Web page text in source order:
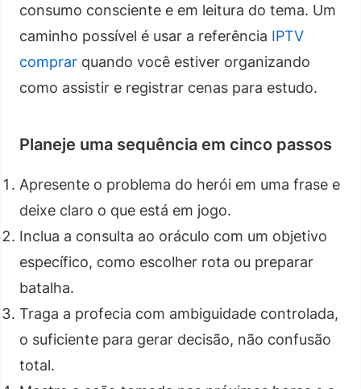
consumo consciente e em leitura do tema. Um
caminho possível é usar a referência IPTV
comprar quando você estiver organizando
como assistir e registrar cenas para estudo.
Planeje uma sequência em cinco passos
Apresente o problema do herói em uma frase e
deixe claro o que está em jogo.
Inclua a consulta ao oráculo com um objetivo
específico, como escolher rota ou preparar
batalha.
Traga a profecia com ambiguidade controlada,
o suficiente para gerar decisão, não confusão
total.